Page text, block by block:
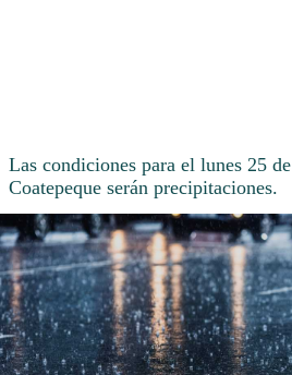
Las condiciones para el lunes 25
Coatepeque serán precipitaciones.